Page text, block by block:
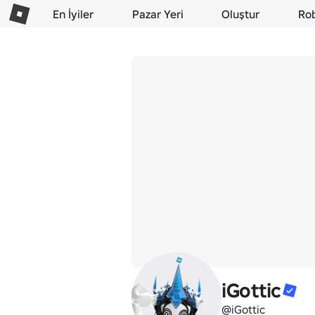
En İyiler Pazar Yeri Oluştur
iGottic
@iGottic